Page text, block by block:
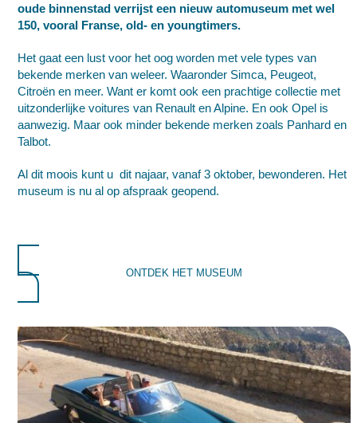
oude binnenstad verrijst een nieuw automuseum met wel
150, vooral Franse, old- en youngtimers.
Het gaat een lust voor het oog worden met vele types van
bekende merken van weleer. Waaronder Simca, Peugeot,
Citroën en meer. Want er komt ook een prachtige collectie met
uitzonderlijke voitures van Renault en Alpine. En ook Opel is
aanwezig. Maar ook minder bekende merken zoals Panhard en
Talbot.
Al dit moois kunt u dit najaar, vanaf 3 oktober, bewonderen. Het
museum is nu al op afspraak geopend.
ONTDEK HET MUSEUM